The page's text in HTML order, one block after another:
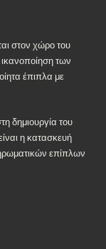
στον χώρο του
των
έπιπλα με
δημιουργία του
η κατασκευή
επίπλων